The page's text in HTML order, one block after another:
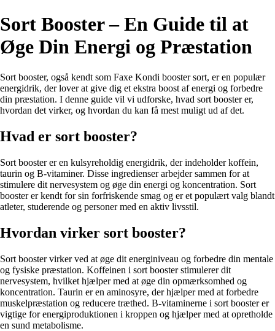
Sort Booster – En Guide til at
Øge Din Energi og Præstation
Sort booster, også kendt som Faxe Kondi booster sort, er en populær
energidrik, der lover at give dig et ekstra boost af energi og forbedre
din præstation. I denne guide vil vi udforske, hvad sort booster er,
hvordan det virker, og hvordan du kan få mest muligt ud af det.
Hvad er sort booster?
Sort booster er en kulsyreholdig energidrik, der indeholder koffein,
taurin og B-vitaminer. Disse ingredienser arbejder sammen for at
stimulere dit nervesystem og øge din energi og koncentration. Sort
booster er kendt for sin forfriskende smag og er et populært valg blandt
atleter, studerende og personer med en aktiv livsstil.
Hvordan virker sort booster?
Sort booster virker ved at øge dit energiniveau og forbedre din mentale
og fysiske præstation. Koffeinen i sort booster stimulerer dit
nervesystem, hvilket hjælper med at øge din opmærksomhed og
koncentration. Taurin er en aminosyre, der hjælper med at forbedre
muskelpræstation og reducere træthed. B-vitaminerne i sort booster er
vigtige for energiproduktionen i kroppen og hjælper med at opretholde
en sund metabolisme.